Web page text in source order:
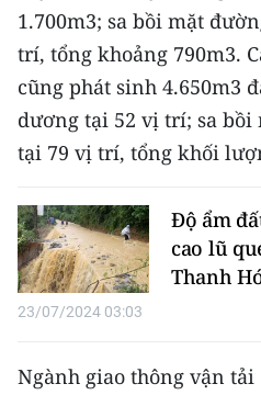
Đông Nam Bộ
Đồng bằng sông Cửu Long
Chuyên trang Hà Nội
CHUYÊN ĐỀ
CÁC CHUYÊN TRANG
VỀ BÁO NHÂN DÂN
1.700m3; sa bồi mặt
trí, tổng khoảng 790m3.
cũng phát sinh 4.650m3
dương tại 52 vị trí; sa
tại 79 vị trí, tổng khối
Độ ẩm
cao lũ
Thanh
23/07/2024 03:03
Ngành giao thông vận